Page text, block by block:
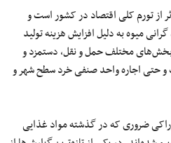
از تورم کلی اقتصاد در کشور است و
میوه به دلیل افزایش هزینه تولید
بخش‌های مختلف حمل‌ و نقل، دستمزد و
و حتی اجاره واحد صنفی خرد سطح شهر و
ضروری که در گذشته مواد غذایی